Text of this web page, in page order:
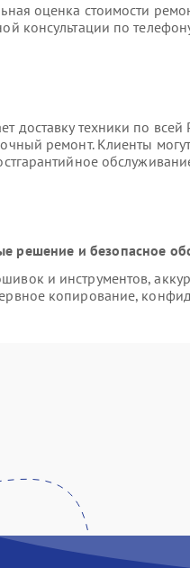
оценка стоимости
консультации по
доставку техники по
ремонт. Клиенты могут
решение и безопасное
и инструментов,
копирование,